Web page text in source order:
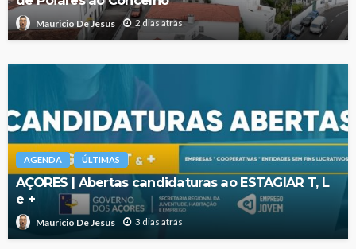
Mauricio De Jesus 2 dias atrás
AGENDA ÚLTIMAS
AÇORES | Abertas candidaturas ao ESTAGIAR T, L
e +
Mauricio De Jesus 3 dias atrás